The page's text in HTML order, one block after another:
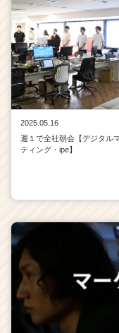
2025.05.16
週１で全社朝会【デジタル
ティング・ipe】